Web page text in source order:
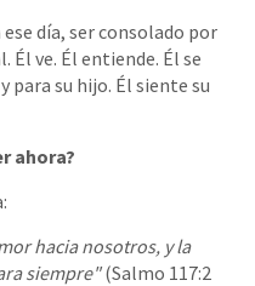
día, ser consolado por
Él ve. Él entiende. Él se
para su hijo. Él siente su
ahora?
hacia nosotros, y la
siempre"(Salmo 117:2